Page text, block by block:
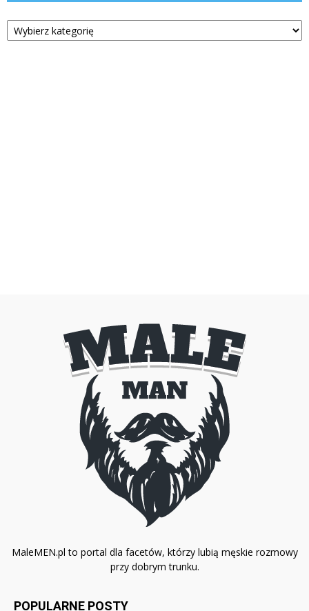
Kategorie
MaleMEN.pl to portal dla facetów, którzy lubią męskie rozmowy
przy dobrym trunku.
POPULARNE POSTY